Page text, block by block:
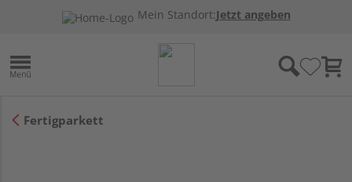
Mein Standort:Jetzt angeben
Fertigparkett